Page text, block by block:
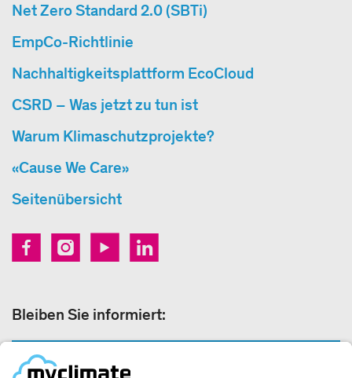
Net Zero Standard 2.0 (SBTi)
EmpCo-Richtlinie
Nachhaltigkeitsplattform EcoCloud
CSRD – Was jetzt zu tun ist
Warum Klimaschutzprojekte?
«Cause We Care»
Seitenübersicht
Bleiben Sie informiert: